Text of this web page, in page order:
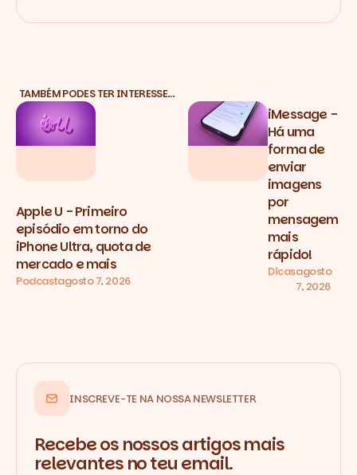
TAMBÉM PODES TER INTERESSE…
Apple U - Primeiro
episódio em torno do
iPhone Ultra, quota de
mercado e mais
Podcastagosto 7, 2026
iMessage -
Há uma
forma de
enviar
imagens
por
mensagem
mais
rápido!
Dicasagosto
7, 2026
INSCREVE-TE NA NOSSA NEWSLETTER
Recebe os nossos artigos mais
relevantes no teu email.